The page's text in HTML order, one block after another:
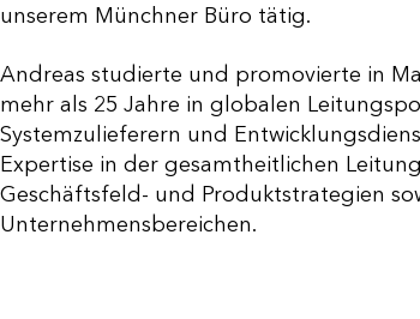
unserem Münchner Büro tätig.
Andreas studierte und promovierte in
mehr als 25 Jahre in globalen
Systemzulieferern und
Expertise in der gesamtheitlichen
Geschäftsfeld- und Produktstrategien
Unternehmensbereichen.